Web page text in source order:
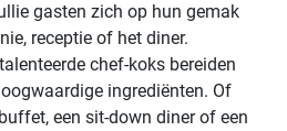
gasten zich op hun gemak
receptie of het diner.
chef-koks bereiden
ingrediënten. Of
een sit-down diner of een